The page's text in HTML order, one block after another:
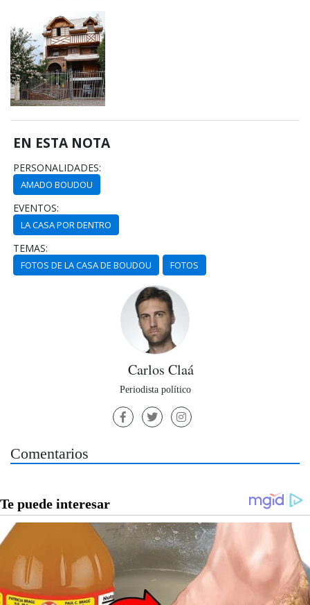
EN ESTA NOTA
PERSONALIDADES:
AMADO BOUDOU
EVENTOS:
LA CASA POR DENTRO
TEMAS:
FOTOS DE LA CASA DE BOUDOU FOTOS
Carlos Claá
Periodista político
Comentarios